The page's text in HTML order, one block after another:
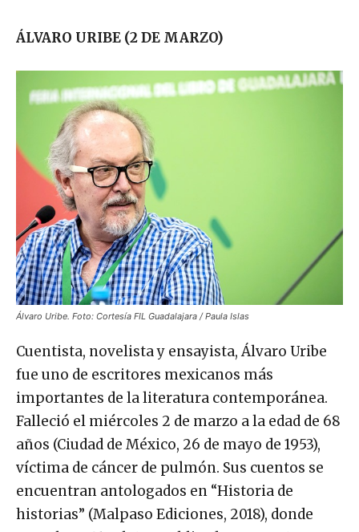
ÁLVARO URIBE (2 DE MARZO)
Álvaro Uribe. Foto: Cortesía FIL Guadalajara / Paula Islas
Cuentista, novelista y ensayista, Álvaro Uribe
fue uno de escritores mexicanos más
importantes de la literatura contemporánea.
Falleció el miércoles 2 de marzo a la edad de 68
años (Ciudad de México, 26 de mayo de 1953),
víctima de cáncer de pulmón. Sus cuentos se
encuentran antologados en “Historia de
historias” (Malpaso Ediciones, 2018), donde